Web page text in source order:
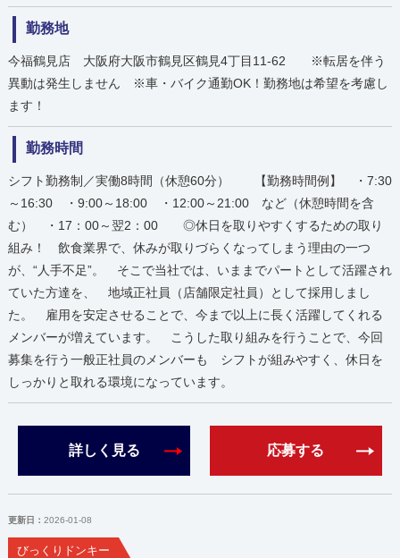
勤務地
今福鶴見店 大阪府大阪市鶴見区鶴見4丁目11-62 ※転居を伴う
異動は発生しません ※車・バイク通勤OK！勤務地は希望を考慮し
ます！
勤務時間
シフト勤務制／実働8時間（休憩60分） 【勤務時間例】 ・7:30
～16:30 ・9:00～18:00 ・12:00～21:00 など（休憩時間を含
む） ・17：00～翌2：00 ◎休日を取りやすくするための取り
組み！ 飲食業界で、休みが取りづらくなってしまう理由の一つ
が、“人手不足”。 そこで当社では、いままでパートとして活躍され
ていた方達を、 地域正社員（店舗限定社員）として採用しまし
た。 雇用を安定させることで、今まで以上に長く活躍してくれる
メンバーが増えています。 こうした取り組みを行うことで、今回
募集を行う一般正社員のメンバーも シフトが組みやすく、休日を
しっかりと取れる環境になっています。
詳しく見る 応募する
更新日： 2026-01-08
びっくりドンキー